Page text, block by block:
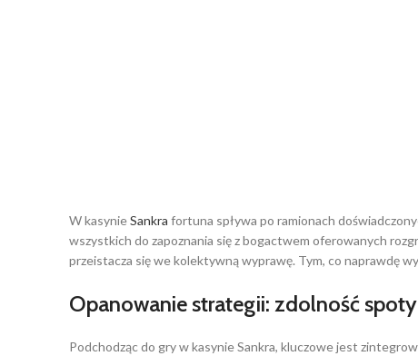
W kasynieSankra fortuna spływa po ramionach
wszystkich do zapoznania się z bogactwem oferowanych
przeistacza się we kolektywną wyprawę. Tym, co naprawdę
Opanowanie strategii: zdolność
Podchodząc do gry w kasynie Sankra, kluczowe jest